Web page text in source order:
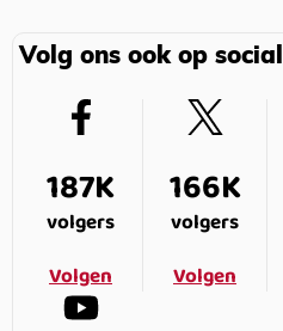
Volg ons ook op social
187K
volgers
Volgen
166K
volgers
Volgen